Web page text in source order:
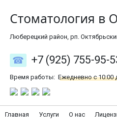
Стоматология в
Люберецкий район, рп.
+7 (925) 755-95-
Время работы: Ежедневно с 10:00
Главная Услуги О нас